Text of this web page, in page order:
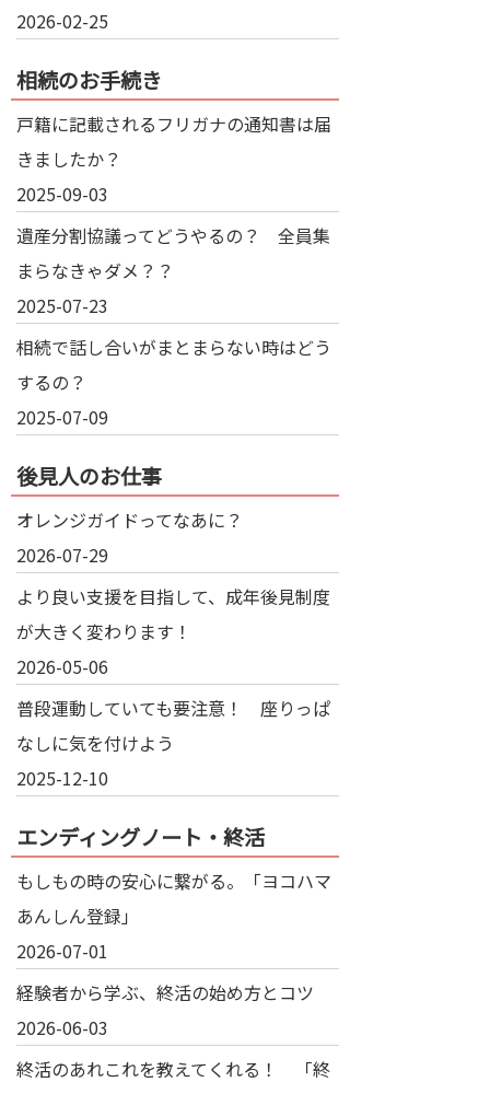
2026-02-25
相続のお手続き
戸籍に記載されるフリガナの通知書は届
きましたか？
2025-09-03
遺産分割協議ってどうやるの？ 全員集
まらなきゃダメ？？
2025-07-23
相続で話し合いがまとまらない時はどう
するの？
2025-07-09
後見人のお仕事
オレンジガイドってなあに？
2026-07-29
より良い支援を目指して、成年後見制度
が大きく変わります！
2026-05-06
普段運動していても要注意！ 座りっぱ
なしに気を付けよう
2025-12-10
エンディングノート・終活
もしもの時の安心に繋がる。「ヨコハマ
あんしん登録」
2026-07-01
経験者から学ぶ、終活の始め方とコツ
2026-06-03
終活のあれこれを教えてくれる！ 「終